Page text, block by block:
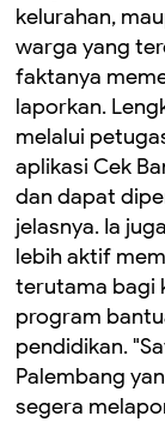
kelurahan,
warga yang
faktanya
laporkan.
melalui
aplikasi Cek
dan dapat
jelasnya. Ia
lebih aktif
terutama bagi
program
pendidikan.
Palembang
segera